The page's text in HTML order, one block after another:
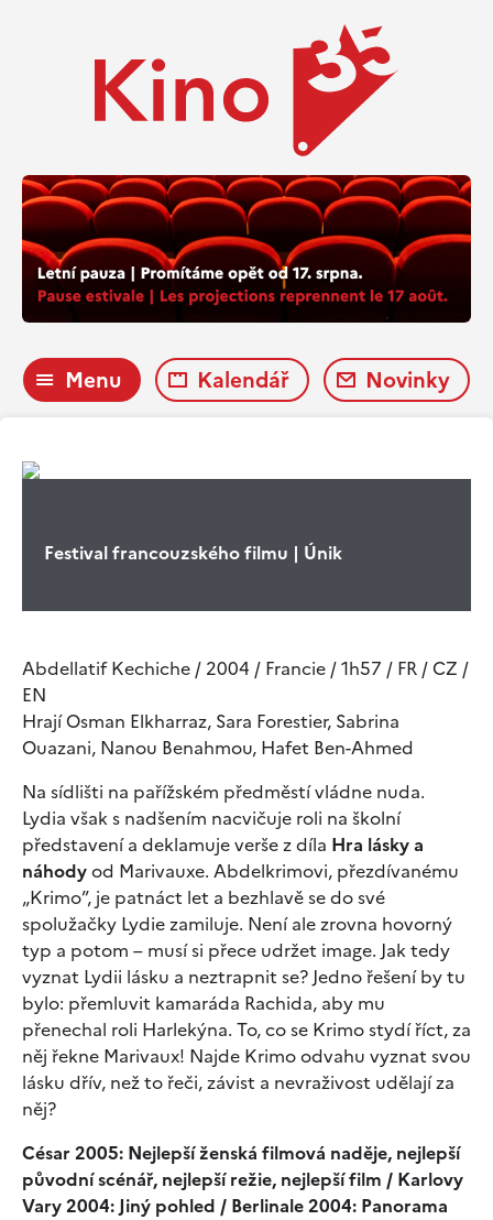
Menu Kalendář Novinky
Festival francouzského filmu | Únik
Abdellatif Kechiche / 2004 / Francie / 1h57 / FR / CZ /
EN
Hrají Osman Elkharraz, Sara Forestier, Sabrina
Ouazani, Nanou Benahmou, Hafet Ben-Ahmed
Na sídlišti na pařížském předměstí vládne nuda.
Lydia však s nadšením nacvičuje roli na školní
představení a deklamuje verše z díla Hra lásky a
náhodyod Marivauxe. Abdelkrimovi, přezdívanému
„Krimo”, je patnáct let a bezhlavě se do své
spolužačky Lydie zamiluje. Není ale zrovna hovorný
typ a potom – musí si přece udržet image. Jak tedy
vyznat Lydii lásku a neztrapnit se? Jedno řešení by tu
bylo: přemluvit kamaráda Rachida, aby mu
přenechal roli Harlekýna. To, co se Krimo stydí říct, za
něj řekne Marivaux! Najde Krimo odvahu vyznat svou
lásku dřív, než to řeči, závist a nevraživost udělají za
něj?
César 2005: Nejlepší ženská filmová naděje, nejlepší
původní scénář, nejlepší režie, nejlepší film / Karlovy
Vary 2004: Jiný pohled / Berlinale 2004: Panorama